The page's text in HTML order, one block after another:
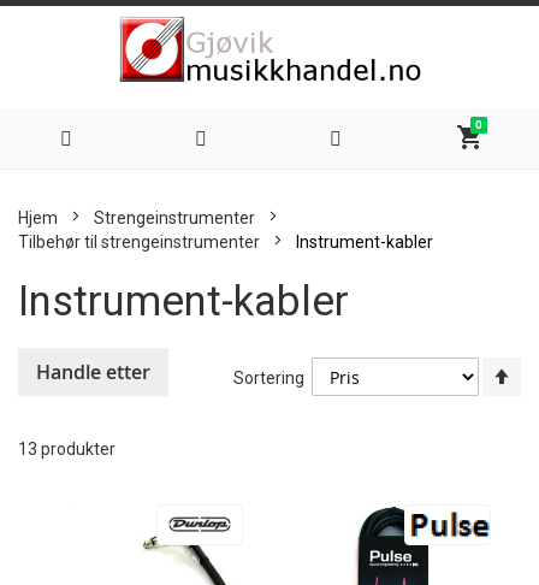
shopping_cart
0
innhold
Hjem
Strengeinstrumenter
Tilbehør til strengeinstrumenter
Instrument-kabler
Instrument-kabler
13 produkter
Sortering
Handle etter